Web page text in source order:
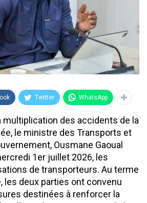
Twitter WhatsApp
multiplication des accidents de la
le ministre des Transports et
Ousmane Gaoual
1er juillet 2026, les
de transporteurs. Au terme
les deux parties ont convenu
destinées à renforcer la